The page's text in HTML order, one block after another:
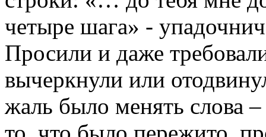
четыре шага» -
Просили и даже
вычеркнули или
жаль было менять слова